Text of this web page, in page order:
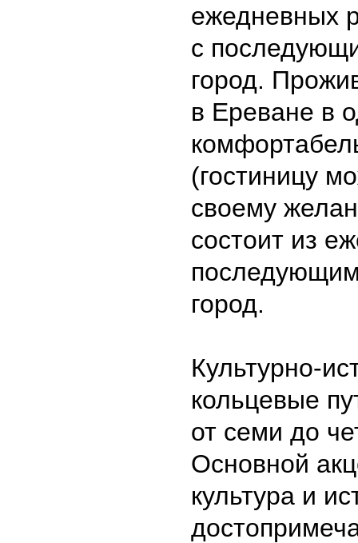
ежедневных
с
город.
в Ереване в
(гостиницу
своему
состоит из
город.
Культурно-
кольцевые
от семи до
Основной
культура и